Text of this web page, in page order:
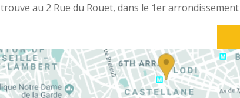
trouve au 2 Rue du Rouet, dans le 1er